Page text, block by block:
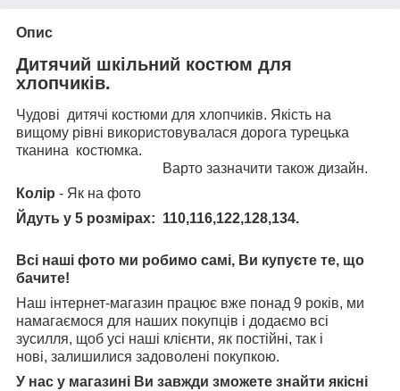
Опис
Дитячий шкільний костюм для
хлопчиків.
Чудові дитячі костюми для хлопчиків. Якість на
вищому рівні використовувалася дорога турецька
тканина костюмка.
Варто зазначити також дизайн.
Колір - Як на фото
Йдуть у 5 розмірах: 110,116,122,128,134.
Всі наші фото ми робимо самі, Ви купуєте те, що
бачите!
Наш інтернет-магазин працює вже понад 9 років, ми
намагаємося для наших покупців і додаємо всі
зусилля, щоб усі наші клієнти, як постійні, так і
нові, залишилися задоволені покупкою.
У нас у магазині Ви завжди зможете знайти якісні